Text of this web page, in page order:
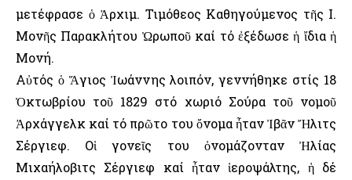
μετέφρασε ὁ Ἀρχιμ. Τιμόθεος Καθηγούμενος τῆς Ι.
Μονῆς Παρακλήτου Ὠρωποῦ καί τό ἐξέδωσε ἡ ἴδια ἡ
Μονή.
Αὐτός ὁ Ἅγιος Ἰωάννης λοιπόν, γεννήθηκε στίς 18
Ὀκτωβρίου τοῦ 1829 στό χωριό Σούρα τοῦ νομοῦ
Ἀρχάγγελκ καί τό πρῶτο του ὄνομα ἦταν Ἰβᾶν Ἤλιτς
Σέργιεφ. Οἱ γονεῖς του ὀνομάζονταν Ἠλίας
Μιχαήλοβιτς Σέργιεφ καί ἦταν ἱεροψάλτης, ἡ δέ